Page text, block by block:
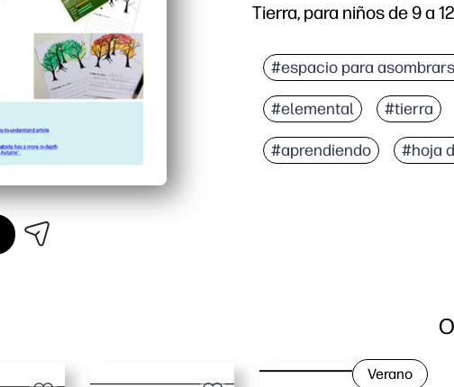
Tierra, para niños de 9 a
Actividad para imprimir
Las instrucciones
Úselo en interiores o
Usted apoya el
#espacio para
#elemental #tierra
#aprendiendo #hoja
Verano